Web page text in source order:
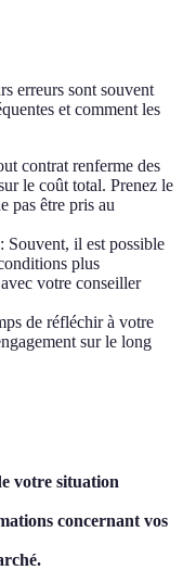
erreurs sont souvent
et comment les
contrat renferme des
le coût total. Prenez le
pas être pris au
: Souvent, il est possible
plus
votre conseiller
de réfléchir à votre
sur le long
votre situation
concernant vos